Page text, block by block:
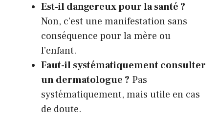
Est-il dangereux pour la santé ?
Non, c’est une manifestation sans
conséquence pour la mère ou
l’enfant.
Faut-il systématiquement consulter
un dermatologue ? Pas
systématiquement, mais utile en cas
de doute.